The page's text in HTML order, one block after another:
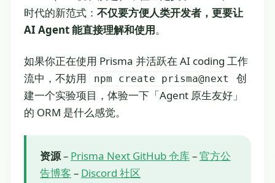
时代的新范式： 不仅要方便人类开发者，更要让
AI Agent 能直接理解和使用。
如果你正在使用 Prisma 并活跃在 AI coding 工作
流中，不妨用
npm create prisma@next
创
建一个实验项目，体验一下「Agent 原生友好」
的 ORM 是什么感觉。
资源– Prisma Next GitHub 仓库–官方公
告博客 – Discord 社区